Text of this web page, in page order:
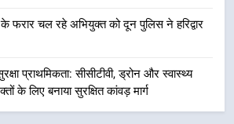
भारी से बहुत भारी वर्षा की चेतावनी के बीच
अलर्ट पर रहने के निर्देश
उत्तराखण्ड
के फरार चल रहे अभियुक्त को दून पुलिस ने हरिद्वार
प्राथमिकता: सीसीटीवी, ड्रोन और स्वास्थ्य
के लिए बनाया सुरक्षित कांवड़ मार्ग